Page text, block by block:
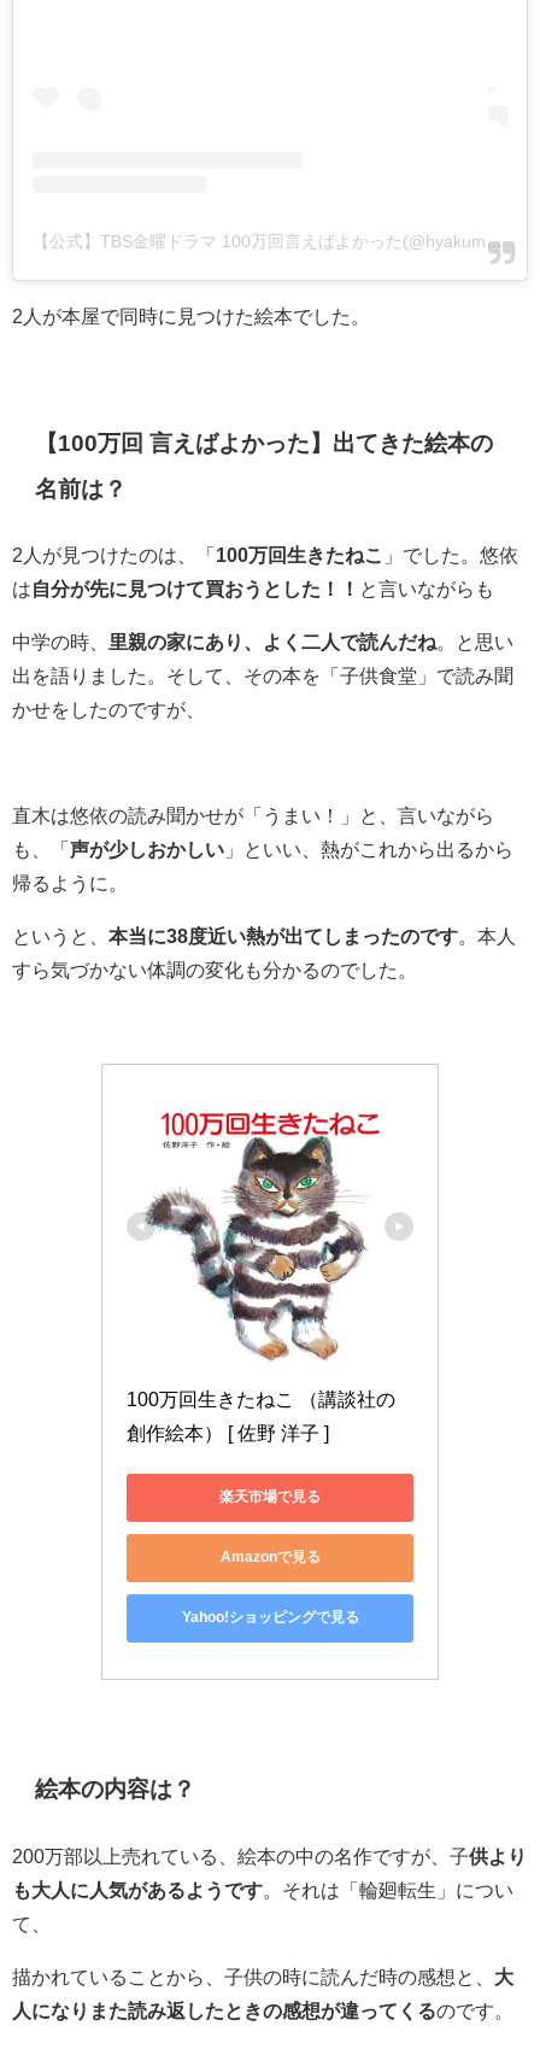
【公式】TBS金曜ドラマ 100万回言えばよかった(@hyakumankai_tbs)がシェアした投稿
2人が本屋で同時に見つけた絵本でした。
【100万回 言えばよかった】出てきた絵本の
名前は？
2人が見つけたのは、「 100万回生きたねこ
」でした。悠依
は自分が先に見つけて買おうとした！！ と言いながらも
中学の時、 里親の家にあり、よく二人で読んだね 。と思い
出を語りました。そして、その本を「子供食堂」で読み聞
かせをしたのですが、
直木は悠依の読み聞かせが「うまい！」と、言いながら
も、「 声が少しおかしい 」といい、熱がこれから出るから
帰るように。
というと、 本当に38度近い熱が出てしまったのです 。本人
すら気づかない体調の変化も分かるのでした。
100万回生きたねこ （講談社の
創作絵本） [ 佐野 洋子 ]
楽天市場で見る
Amazonで見る
Yahoo!ショッピングで見る
絵本の内容は？
200万部以上売れている、絵本の中の名作ですが、子供より
も大人に人気があるようです 。それは「輪廻転生」につい
て、
描かれていることから、子供の時に読んだ時の感想と、 大
人になりまた読み返したときの感想が違ってくるのです。